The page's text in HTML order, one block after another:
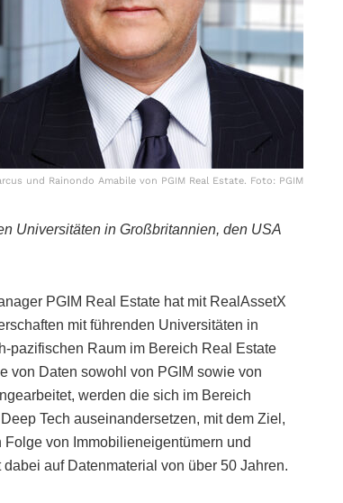
und Rainondo Amabile von PGIM Real Estate. Foto: PGIM
Universitäten in Großbritannien, den USA
PGIM Real Estate hat mit RealAssetX
mit führenden Universitäten in
pazifischen Raum im Bereich Real Estate
von Daten sowohl von PGIM sowie von
werden die sich im Bereich
Tech auseinandersetzen, mit dem Ziel,
von Immobilieneigentümern und
auf Datenmaterial von über 50 Jahren.